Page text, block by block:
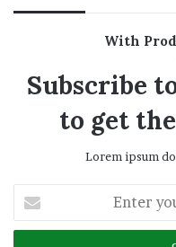
With
Subscribe
to get
Lorem ipsum
your
Email